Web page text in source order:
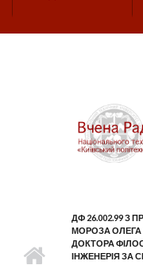
ДФ 26.002.99 З
МОРОЗА ОЛЕГА
ДОКТОРА
ІНЖЕНЕРІЯ ЗА